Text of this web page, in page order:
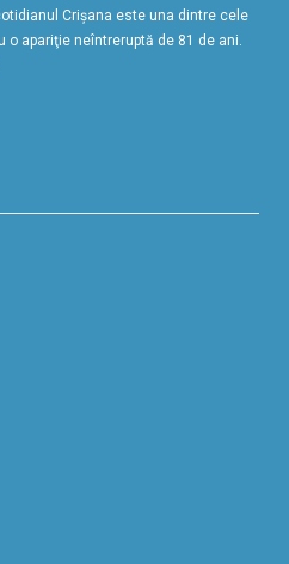
Crişana este una dintre cele
apariţie neîntreruptă de 81 de ani.